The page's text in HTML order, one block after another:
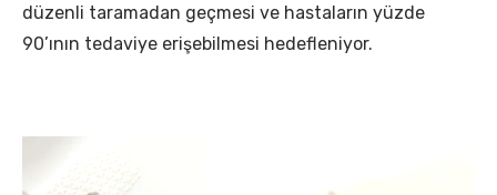
düzenli taramadan geçmesi ve hastaların yüzde
90’ının tedaviye erişebilmesi hedefleniyor.